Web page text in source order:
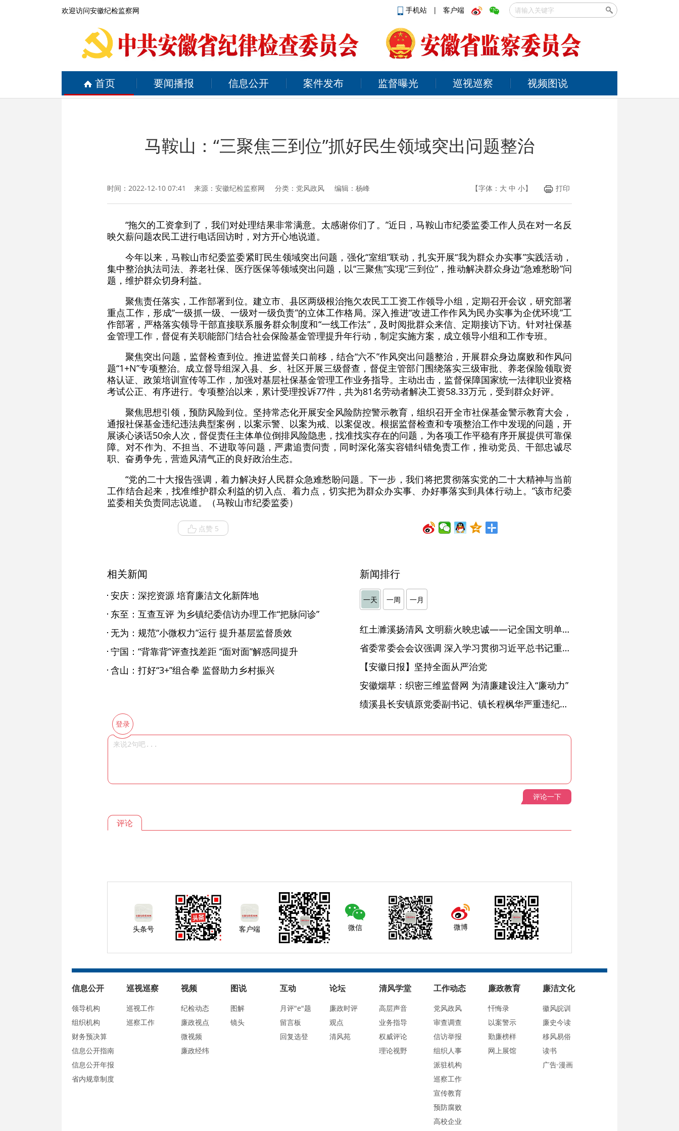
欢迎访问安徽纪检监察网 手机站 | 客户端
首页 要闻播报 信息公开 案件发布 监督曝光 巡视巡察 视频图说
马鞍山：“三聚焦三到位”抓好民生领域突出问题整治
时间：2022-12-10 07:41 来源： 安徽纪检监察网 分类：党风政风 编辑：杨峰 【字体： 大 中 小】 打印
“拖欠的工资拿到了，我们对处理结果非常满意。太感谢你们了。”近日，马鞍山市纪委监委工作人员在对一名反
映欠薪问题农民工进行电话回访时，对方开心地说道。
今年以来，马鞍山市纪委监委紧盯民生领域突出问题，强化“室组”联动，扎实开展“我为群众办实事”实践活动，
集中整治执法司法、养老社保、医疗医保等领域突出问题，以“三聚焦”实现“三到位”，推动解决群众身边“急难愁盼”问
题，维护群众切身利益。
聚焦责任落实，工作部署到位。建立市、县区两级根治拖欠农民工工资工作领导小组，定期召开会议，研究部署
重点工作，形成“一级抓一级、一级对一级负责”的立体工作格局。深入推进“改进工作作风为民办实事为企优环境”工
作部署，严格落实领导干部直接联系服务群众制度和“一线工作法”，及时阅批群众来信、定期接访下访。针对社保基
金管理工作，督促有关职能部门结合社会保险基金管理提升年行动，制定实施方案，成立领导小组和工作专班。
聚焦突出问题，监督检查到位。推进监督关口前移，结合“六不”作风突出问题整治，开展群众身边腐败和作风问
题“1+N”专项整治。成立督导组深入县、乡、社区开展三级督查，督促主管部门围绕落实三级审批、养老保险领取资
格认证、政策培训宣传等工作，加强对基层社保基金管理工作业务指导。主动出击，监督保障国家统一法律职业资格
考试公正、有序进行。专项整治以来，累计受理投诉77件，共为81名劳动者解决工资58.33万元，受到群众好评。
聚焦思想引领，预防风险到位。坚持常态化开展安全风险防控警示教育，组织召开全市社保基金警示教育大会，
通报社保基金违纪违法典型案例，以案示警、以案为戒、以案促改。根据监督检查和专项整治工作中发现的问题，开
展谈心谈话50余人次，督促责任主体单位倒排风险隐患，找准找实存在的问题，为各项工作平稳有序开展提供可靠保
障。对不作为、不担当、不进取等问题，严肃追责问责，同时深化落实容错纠错免责工作，推动党员、干部忠诚尽
职、奋勇争先，营造风清气正的良好政治生态。
“党的二十大报告强调，着力解决好人民群众急难愁盼问题。下一步，我们将把贯彻落实党的二十大精神与当前
工作结合起来，找准维护群众利益的切入点、着力点，切实把为群众办实事、办好事落实到具体行动上。”该市纪委
监委相关负责同志说道。（马鞍山市纪委监委）
点赞 5
相关新闻
安庆：深挖资源 培育廉洁文化新阵地
东至：互查互评 为乡镇纪委信访办理工作“把脉问诊”
无为：规范“小微权力”运行 提升基层监督质效
宁国：“背靠背”评查找差距 “面对面”解惑同提升
含山：打好“3+”组合拳 监督助力乡村振兴
新闻排行
一天 一周 一月
红土濉溪扬清风 文明薪火映忠诚——记全国文明单位、安徽省濉溪县纪委监委
省委常委会会议强调 深入学习贯彻习近平总书记重要讲话精神 以高质量党建引领高质量发展 梁言顺主持并讲话
【安徽日报】坚持全面从严治党
安徽烟草：织密三维监督网 为清廉建设注入“廉动力”
绩溪县长安镇原党委副书记、镇长程枫华严重违纪违法被开除党籍和公职
登录
评论一下
评论
头条号 客户端 微信 微博
信息公开
领导机构
组织机构
财务预决算
信息公开指南
信息公开年报
省内规章制度
巡视巡察
巡视工作
巡察工作
视频
纪检动态
廉政视点
微视频
廉政经纬
图说
图解
镜头
互动
月评"e"题
留言板
回复选登
论坛
廉政时评
观点
清风苑
清风学堂
高层声音
业务指导
权威评论
理论视野
工作动态
党风政风
审查调查
信访举报
组织人事
派驻机构
巡察工作
宣传教育
预防腐败
高校企业
廉政教育
忏悔录
以案警示
勤廉榜样
网上展馆
廉洁文化
徽风皖训
廉史今读
移风易俗
读书
广告·漫画